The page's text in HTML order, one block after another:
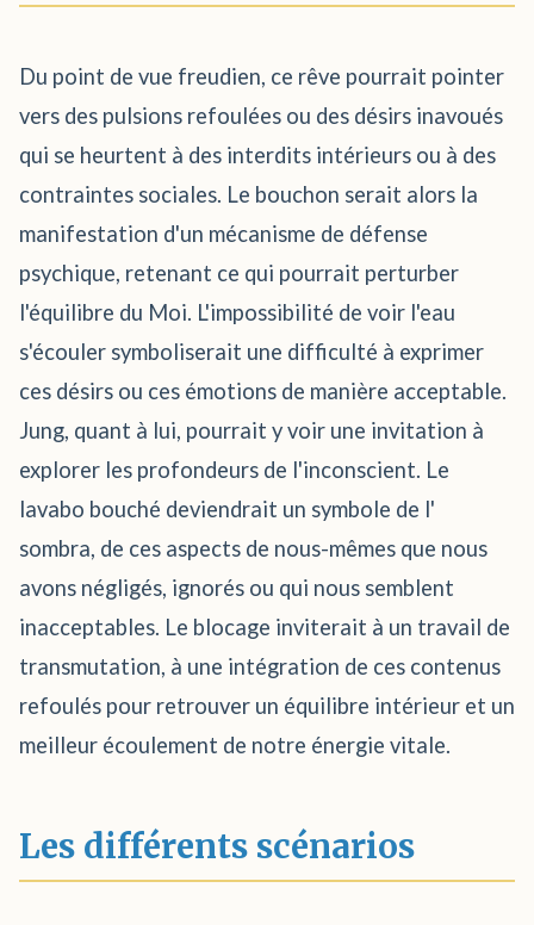
Du point de vue freudien, ce rêve pourrait pointer
vers des pulsions refoulées ou des désirs inavoués
qui se heurtent à des interdits intérieurs ou à des
contraintes sociales. Le bouchon serait alors la
manifestation d'un mécanisme de défense
psychique, retenant ce qui pourrait perturber
l'équilibre du Moi. L'impossibilité de voir l'eau
s'écouler symboliserait une difficulté à exprimer
ces désirs ou ces émotions de manière acceptable.
Jung, quant à lui, pourrait y voir une invitation à
explorer les profondeurs de l'inconscient. Le
lavabo bouché deviendrait un symbole de l'
sombra, de ces aspects de nous-mêmes que nous
avons négligés, ignorés ou qui nous semblent
inacceptables. Le blocage inviterait à un travail de
transmutation, à une intégration de ces contenus
refoulés pour retrouver un équilibre intérieur et un
meilleur écoulement de notre énergie vitale.
Les différents scénarios